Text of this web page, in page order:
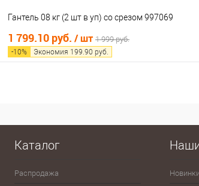
Гантель 08 кг (2 шт в уп) со срезом 997069
1 799.10 руб. / шт 1 999 руб.
-10% Экономия 199.90 руб.
Каталог
Распродажа Эспандеры